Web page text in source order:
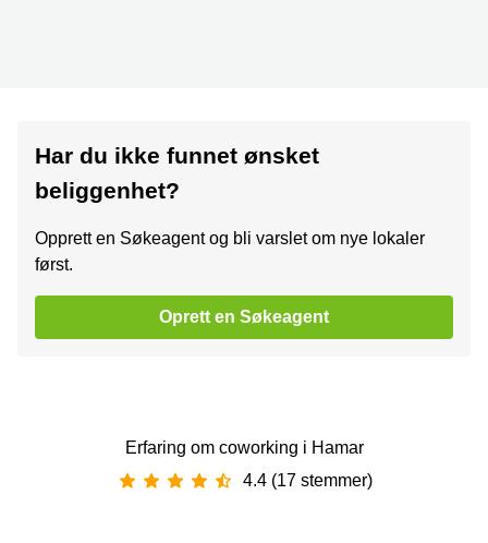
Har du ikke funnet ønsket
beliggenhet?
Opprett en Søkeagent og bli varslet om nye lokaler
først.
Oprett en Søkeagent
Erfaring om coworking i Hamar
4.4 (17 stemmer)